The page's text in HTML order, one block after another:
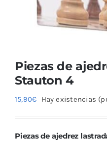
Piezas de
Stauton 4
15,90€ Hay existencias
Piezas de ajedrez